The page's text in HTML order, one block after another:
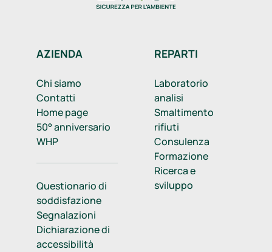
AZIENDA
Chi siamo
Contatti
Home page
50° anniversario
WHP
Questionario di
soddisfazione
Segnalazioni
Dichiarazione di
accessibilità
REPARTI
Laboratorio
analisi
Smaltimento
rifiuti
Consulenza
Formazione
Ricerca e
sviluppo